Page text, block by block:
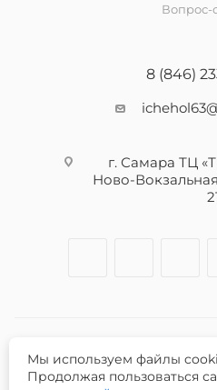
Вопрос-
8 (846)
г. Самара ТЦ
Ново-
2026 © Интернет-
ИНН 631911014100
Мы используем файлы
Продолжая пользоваться